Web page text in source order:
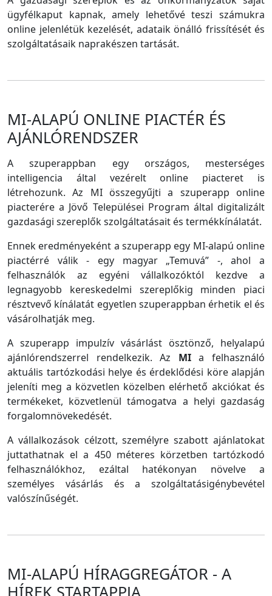
ügyfélkaput kapnak, amely lehetővé teszi számukra
online jelenlétük kezelését, adataik önálló frissítését és
szolgáltatásaik naprakészen tartását.
MI-ALAPÚ ONLINE PIACTÉR ÉS
AJÁNLÓRENDSZER
A szuperappban egy országos, mesterséges
intelligencia által vezérelt online piacteret is
létrehozunk. Az MI összegyűjti a szuperapp online
piacterére a Jövő Települései Program által digitalizált
gazdasági szereplők szolgáltatásait és termékkínálatát.
Ennek eredményeként a szuperapp egy MI-alapú online
piactérré válik - egy magyar „Temuvá” -, ahol a
felhasználók az egyéni vállalkozóktól kezdve a
legnagyobb kereskedelmi szereplőkig minden piaci
résztvevő kínálatát egyetlen szuperappban érhetik el és
vásárolhatják meg.
A szuperapp impulzív vásárlást ösztönző, helyalapú
ajánlórendszerrel rendelkezik. Az MIa felhasználó
aktuális tartózkodási helye és érdeklődési köre alapján
jeleníti meg a közvetlen közelben elérhető akciókat és
termékeket, közvetlenül támogatva a helyi gazdaság
forgalomnövekedését.
A vállalkozások célzott, személyre szabott ajánlatokat
juttathatnak el a 450 méteres körzetben tartózkodó
felhasználókhoz, ezáltal hatékonyan növelve a
személyes vásárlás és a szolgáltatásigénybevétel
valószínűségét.
MI-ALAPÚ HÍRAGGREGÁTOR - A
HÍREK STARTAPPJA